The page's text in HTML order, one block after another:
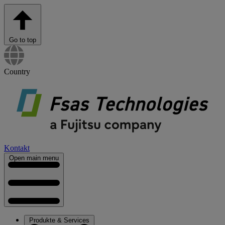
Go to top
Country
Kontakt
Open main menu
Produkte & Services